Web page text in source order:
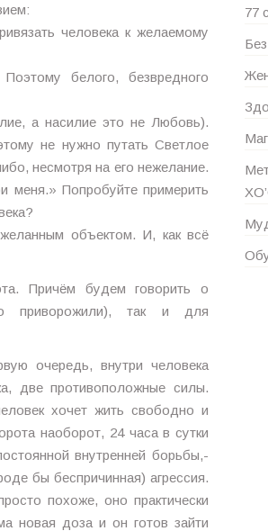
человека к желаемому
белого, безвредного
а насилие это не Любовь).
не нужно путать Светлое
несмотря на его нежелание.
меня.» Попробуйте примерить
объектом. И, как всё
Причём будем говорить о
приворожили), так и для
очередь, внутри человека
две противоположные силы.
хочет жить свободно и
наоборот, 24 часа в сутки
внутренней борьбы,-
бы беспричинная) агрессия.
похоже, оно практически
новая доза и он готов зайти
77